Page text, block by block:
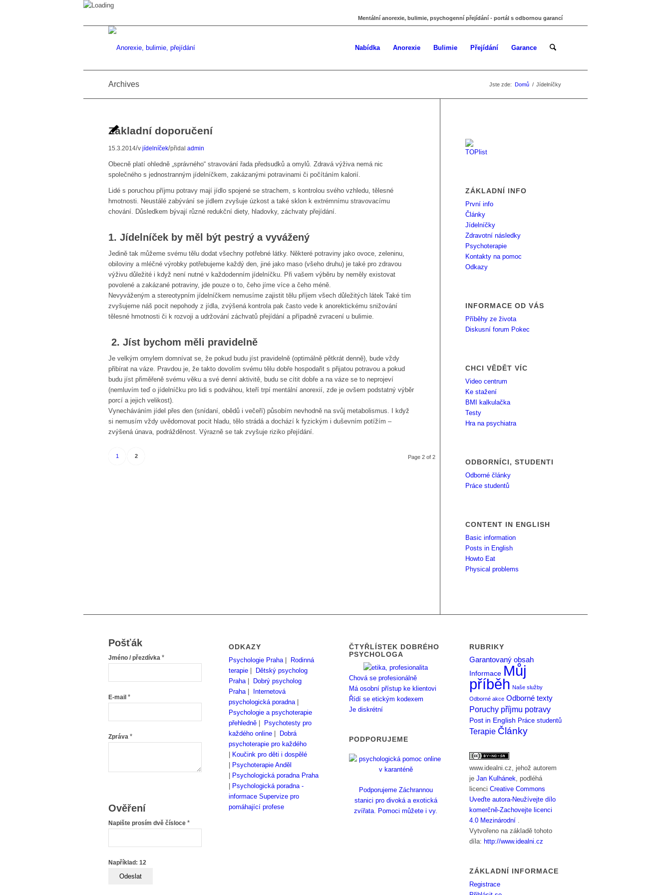
Mentální anorexie, bulimie, psychogenní přejídání - portál s odbornou garancí
Nabídka Anorexie Bulimie Přejídání Garance
Archives Jste zde: Domů / Jídelníčky
Základní doporučení
15.3.2014/v jídelníček/přidal admin
Obecně platí ohledně „správného“ stravování řada předsudků a omylů. Zdravá výživa nemá nic
společného s jednostranným jídelníčkem, zakázanými potravinami či počítáním kalorií.
Lidé s poruchou příjmu potravy mají jídlo spojené se strachem, s kontrolou svého vzhledu, tělesné
hmotnosti. Neustálé zabývání se jídlem zvyšuje úzkost a také sklon k extrémnímu stravovacímu
chování. Důsledkem bývají různé redukční diety, hladovky, záchvaty přejídání.
1. Jídelníček by měl být pestrý a vyvážený
Jedině tak můžeme svému tělu dodat všechny potřebné látky. Některé potraviny jako ovoce, zeleninu,
obiloviny a mléčné výrobky potřebujeme každý den, jiné jako maso (všeho druhu) je také pro zdravou
výživu důležité i když není nutné v každodenním jídelníčku. Při vašem výběru by neměly existovat
povolené a zakázané potraviny, jde pouze o to, čeho jíme více a čeho méně.
Nevyváženým a stereotypním jídelníčkem nemusíme zajistit tělu příjem všech důležitých látek Také tím
zvyšujeme náš pocit nepohody z jídla, zvýšená kontrola pak často vede k anorektickému snižování
tělesné hmotnosti či k rozvoji a udržování záchvatů přejídání a případně zvracení u bulimie.
2. Jíst bychom měli pravidelně
Je velkým omylem domnívat se, že pokud budu jíst pravidelně (optimálně pětkrát denně), bude vždy
přibírat na váze. Pravdou je, že takto dovolím svému tělu dobře hospodařit s přijatou potravou a pokud
budu jíst přiměřeně svému věku a své denní aktivitě, budu se cítit dobře a na váze se to neprojeví
(nemluvím teď o jídelníčku pro lidi s podváhou, kteří trpí mentální anorexií, zde je ovšem podstatný výběr
porcí a jejich velikost).
Vynecháváním jídel přes den (snídaní, obědů i večeří) působím nevhodně na svůj metabolismus. I když
si nemusím vždy uvědomovat pocit hladu, tělo strádá a dochází k fyzickým i duševním potížím –
zvýšená únava, podrážděnost. Výrazně se tak zvyšuje riziko přejídání.
Page 2 of 2
1 2
ZÁKLADNÍ INFO
První info
Články
Jídelníčky
Zdravotní následky
Psychoterapie
Kontakty na pomoc
Odkazy
INFORMACE OD VÁS
Příběhy ze života
Diskusní forum Pokec
CHCI VĚDĚT VÍC
Video centrum
Ke stažení
BMI kalkulačka
Testy
Hra na psychiatra
ODBORNÍCI, STUDENTI
Odborné články
Práce studentů
CONTENT IN ENGLISH
Basic information
Posts in English
Howto Eat
Physical problems
Pošťák
Jméno / přezdívka *
E-mail *
Zpráva *
Ověření
Napište prosím dvě čísloce *
Například: 12
ODKAZY
Psychologie Praha|
Rodinná
terapie
Dětský psycholog
Praha|
Dobrý psycholog
Praha|
Internetová
psychologická poradna|
Psychologie a psychoterapie
přehledně
Psychotesty pro
každého online
Dobrá
psychoterapie pro každého
Koučink pro děti i dospělé
Psychoterapie Anděl
Psychologická poradna Praha
Psychologická poradna -
informace Supervize pro
pomáhající profese
ČTYŘLÍSTEK DOBRÉHO
PSYCHOLOGA
Chová se profesionálně
Má osobní přístup ke klientovi
Řídí se etickým kodexem
Je diskrétní
PODPORUJEME
Podporujeme Záchrannou
stanici pro divoká a exotická
zvířata. Pomoci můžete i vy.
RUBRIKY
Garantovaný obsah
Informace Můj
příběh Naše služby
Odborné akce Odborné texty
Poruchy příjmu potravy
Post in English Práce studentů
Terapie Články
www.idealni.cz, jehož autorem
jeJan Kulhánek, podléhá
licenciCreative Commons
Uveďte autora-Neužívejte dílo
komerčně-Zachovejte licenci
4.0 Mezinárodní .
Vytvořeno na základě tohoto
díla: http://www.idealni.cz
ZÁKLADNÍ INFORMACE
Registrace